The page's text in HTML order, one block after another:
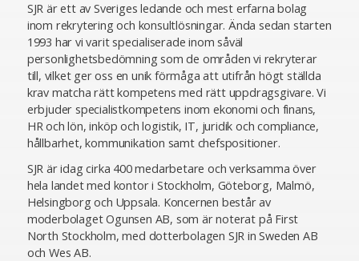
SJR är ett av Sveriges ledande och mest erfarna bolag
inom rekrytering och konsultlösningar. Ända sedan starten
1993 har vi varit specialiserade inom såväl
personlighetsbedömning som de områden vi rekryterar
till, vilket ger oss en unik förmåga att utifrån högt ställda
krav matcha rätt kompetens med rätt uppdragsgivare. Vi
erbjuder specialistkompetens inom ekonomi och finans,
HR och lön, inköp och logistik, IT, juridik och compliance,
hållbarhet, kommunikation samt chefspositioner.
SJR är idag cirka 400 medarbetare och verksamma över
hela landet med kontor i Stockholm, Göteborg, Malmö,
Helsingborg och Uppsala. Koncernen består av
moderbolaget Ogunsen AB, som är noterat på First
North Stockholm, med dotterbolagen SJR in Sweden AB
och Wes AB.